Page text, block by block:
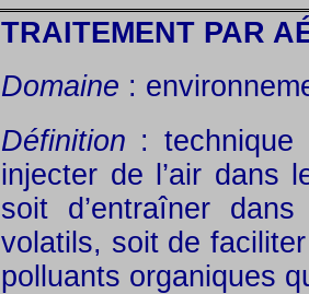
TRAITEMENT PAR
Domaine :
Définition : technique
injecter de l’air dans
soit d’entraîner
volatils, soit de
polluants organiques